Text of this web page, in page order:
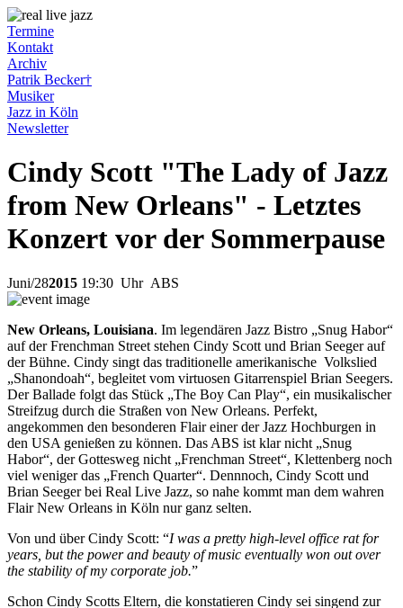
Termine
Kontakt
Archiv
Patrik Becker†
Musiker
Jazz in Köln
Newsletter
Cindy Scott "The Lady of Jazz
from New Orleans" - Letztes
Konzert vor der Sommerpause
Juni/282015 19:30 Uhr ABS
New Orleans, Louisiana. Im legendären Jazz Bistro „Snug Habor“
auf der Frenchman Street stehen Cindy Scott und Brian Seeger auf
der Bühne. Cindy singt das traditionelle amerikanische Volkslied
„Shanondoah“, begleitet vom virtuosen Gitarrenspiel Brian Seegers.
Der Ballade folgt das Stück „The Boy Can Play“, ein musikalischer
Streifzug durch die Straßen von New Orleans. Perfekt,
angekommen den besonderen Flair einer der Jazz Hochburgen in
den USA genießen zu können. Das ABS ist klar nicht „Snug
Habor“, der Gottesweg nicht „Frenchman Street“, Klettenberg noch
viel weniger das „French Quarter“. Dennnoch, Cindy Scott und
Brian Seeger bei Real Live Jazz, so nahe kommt man dem wahren
Flair New Orleans in Köln nur ganz selten.
Von und über Cindy Scott: “I was a pretty high-level office rat for
years, but the power and beauty of music eventually won out over
the stability of my corporate job.”
Schon Cindy Scotts Eltern, die konstatieren Cindy sei singend zur